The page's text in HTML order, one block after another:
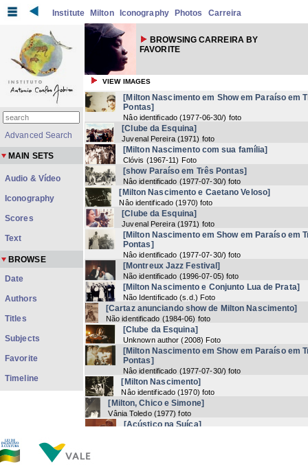
Institute Milton Iconography Photos Carreira
BROWSING CARREIRA BY
FAVORITE
VIEW IMAGES
[Milton Nascimento em Show em Paraíso em
Pontas]
Nâo identificado (1977-06-30/) foto
[Clube da Esquina]
Juvenal Pereira (1971) foto
[Milton Nascimento com sua família]
Clóvis (1967-11) Foto
[show Paraíso em Três Pontas]
Nâo identificado (1977-07-30/) foto
[Milton Nascimento e Caetano Veloso]
Nâo identificado (1970) foto
[Clube da Esquina]
Juvenal Pereira (1971) foto
[Milton Nascimento em Show em Paraíso em
Pontas]
Nâo identificado (1977-07-30/) foto
[Montreux Jazz Festival]
Não identificado (1996-07-05) foto
[Milton Nascimento e Conjunto Lua de Prata]
Não Identificado (s.d. ) Foto
[Cartaz anunciando show de Milton Nascimento]
Não identificado (1984-06) foto
[Clube da Esquina]
Unknown author (2008) Foto
[Milton Nascimento em Show em Paraíso em
Pontas]
Nâo identificado (1977-07-30/) foto
[Milton Nascimento]
Nâo identificado (1970) foto
[Milton, Chico e Simone]
Vânia Toledo (1977) foto
[Acústico na Suíça]
Advanced Search
MAIN SETS
Audio & Vídeo
Iconography
Scores
Text
BROWSE
Date
Authors
Titles
Subjects
Favorite
Timeline